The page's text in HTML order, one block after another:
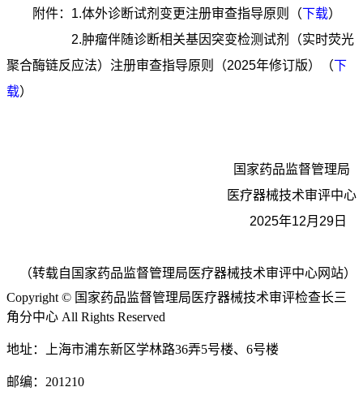
附件：1.体外诊断试剂变更注册审查指导原则（下载）
2.肿瘤伴随诊断相关基因突变检测试剂（实时荧光
聚合酶链反应法）注册审查指导原则（2025年修订版）（下
载）
国家药品监督管理局
医疗器械技术审评中心
2025年12月29日
（转载自国家药品监督管理局医疗器械技术审评中心网站）
Copyright © 国家药品监督管理局医疗器械技术审评检查长三
角分中心 All Rights Reserved
地址：上海市浦东新区学林路36弄5号楼、6号楼
邮编：201210